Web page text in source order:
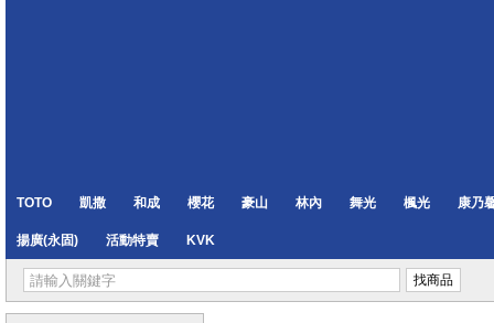
TOTO 凱撒 和成 櫻花 豪山 林內 舞光 楓光 康乃
揚廣(永固) 活動特賣 KVK